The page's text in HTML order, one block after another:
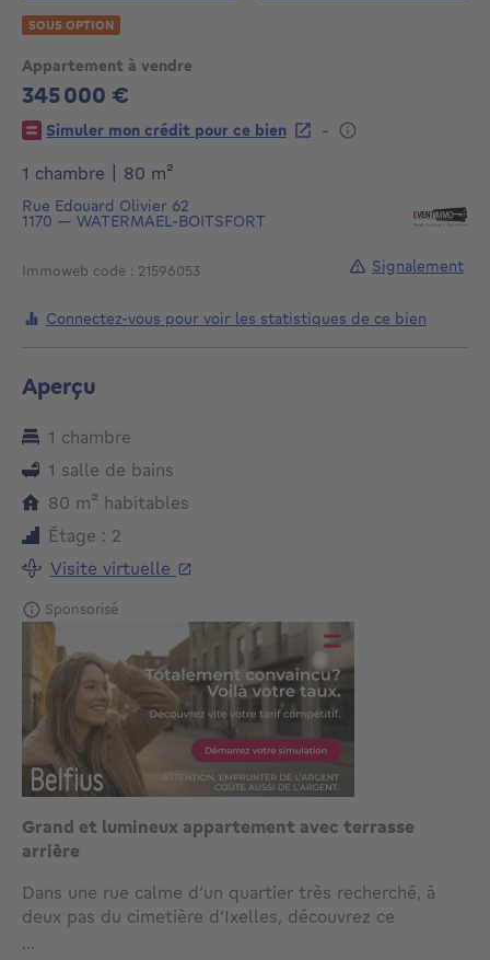
Appartement à vendre
345 000 €
345000€
Simuler mon crédit pour ce bien
-
1 chambre
80 m²
Rue Edouard Olivier 62
1170 — WATERMAEL-BOITSFORT
Immoweb code : 21596053
SOUS OPTION
Connectez-vous pour voir les statistiques de ce bien
Signalement
Aperçu
1 chambre
1 salle de bains
80 m² mètres carrés
habitables
Étage : 2
Visite virtuelle
Sponsorisé
Grand et lumineux appartement avec terrasse
arrière
Dans une rue calme d’un quartier très recherché, à
deux pas du cimetière d’Ixelles, découvrez ce
...